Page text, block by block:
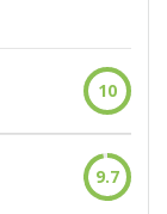
10
9.7